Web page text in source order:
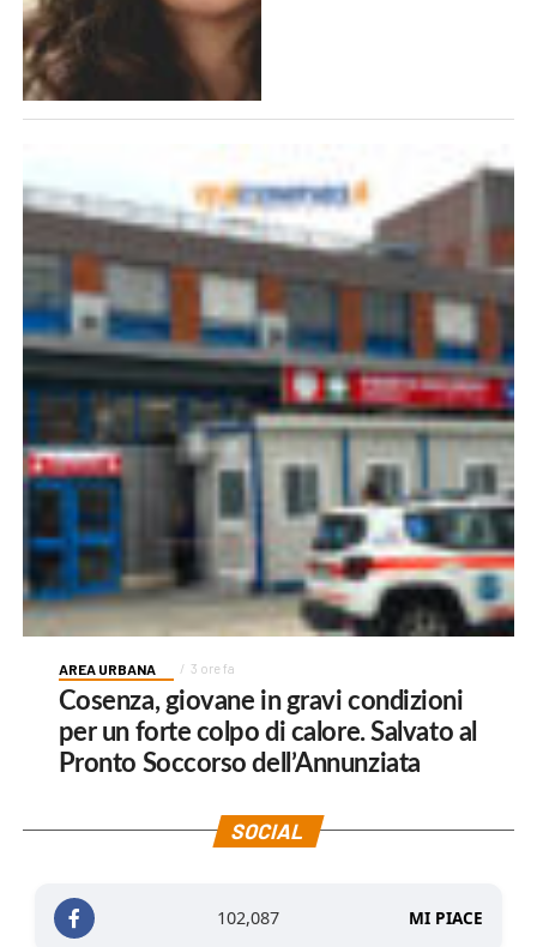
AREA URBANA 3 ore fa
Cosenza, giovane in gravi condizioni
per un forte colpo di calore. Salvato al
Pronto Soccorso dell’Annunziata
SOCIAL
102,087 MI PIACE